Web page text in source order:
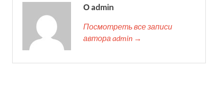
О admin
Посмотреть все записи
автора admin →